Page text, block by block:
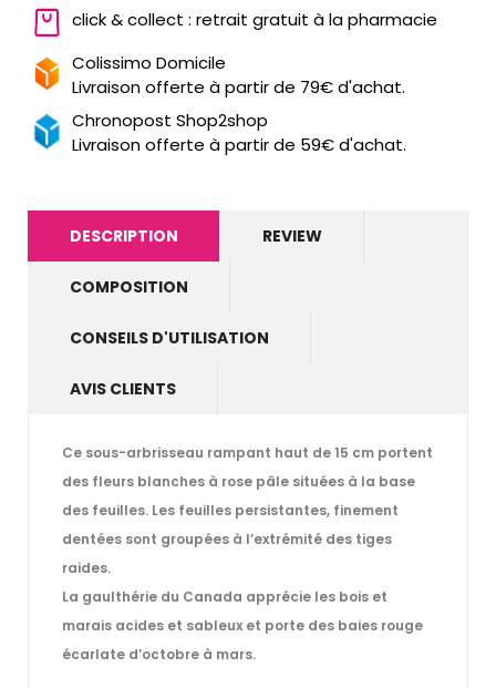
click & collect : retrait gratuit à la pharmacie
Colissimo Domicile
Livraison offerte à partir de 79€ d'achat.
Chronopost Shop2shop
Livraison offerte à partir de 59€ d'achat.
DESCRIPTION REVIEW
COMPOSITION
CONSEILS D'UTILISATION
AVIS CLIENTS
Ce sous-arbrisseau rampant haut de 15 cm portent
des fleurs blanches à rose pâle situées à la base
des feuilles. Les feuilles persistantes, finement
dentées sont groupées à l’extrémité des tiges
raides.
La gaulthérie du Canada apprécie les bois et
marais acides et sableux et porte des baies rouge
écarlate d’octobre à mars.